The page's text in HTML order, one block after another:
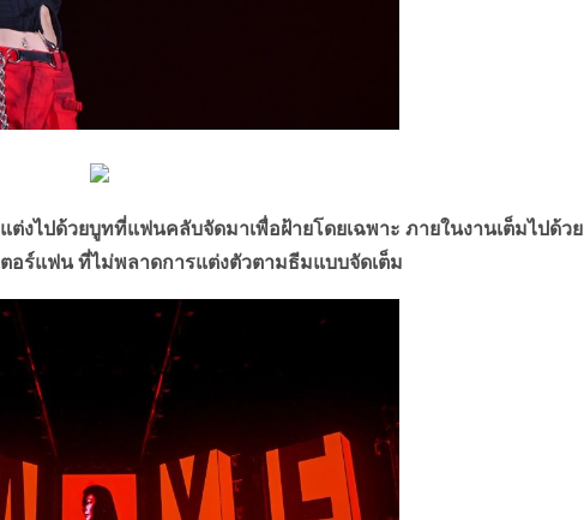
ปด้วยบูทที่แฟนคลับจัดมาเพื่อฝ้ายโดยเฉพาะ ภายในงานเต็มไปด้วย
อร์แฟน ที่ไม่พลาดการแต่งตัวตามธีมแบบจัดเต็ม